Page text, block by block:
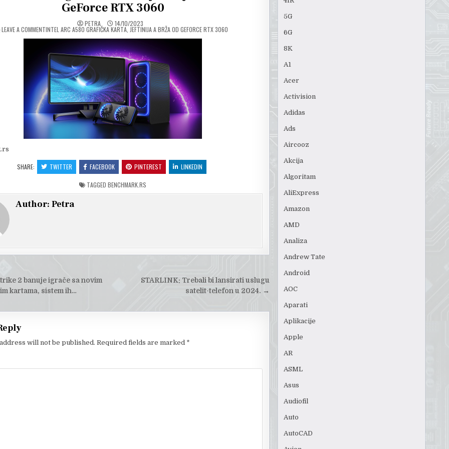
GeForce RTX 3060
PETRA 14/10/2023
LEAVE A COMMENTON
INTEL ARC A580 GRAFIČKA KARTA, JEFTINIJA A BRŽA OD GEFORCE RTX 3060
SHARE: TWITTER FACEBOOK PINTEREST LINKEDIN
TAGGEDBENCHMARK.RS
Author: Petra
STARLINK: Trebali bi lansirati uslugu
satelit-telefon u 2024. →
2 banuje igrače sa novim
kartama, sistem ih…
will not be published. Required fields are marked *
5G
6G
8K
A1
Acer
Activision
Adidas
Ads
Aircooz
Akcija
Algoritam
AliExpress
Amazon
AMD
Analiza
Andrew Tate
Android
AOC
Aparati
Aplikacije
Apple
AR
ASML
Asus
Audiofil
Auto
AutoCAD